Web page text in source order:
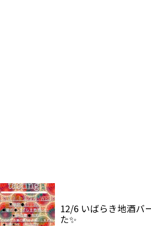
12/6 いばらき地酒バ
た✨